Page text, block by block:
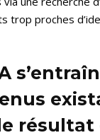
trop proches
résultat